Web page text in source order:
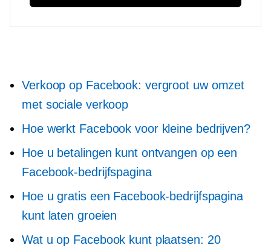
Verkoop op Facebook: vergroot uw omzet
met sociale verkoop
Hoe werkt Facebook voor kleine bedrijven?
Hoe u betalingen kunt ontvangen op een
Facebook-bedrijfspagina
Hoe u gratis een Facebook-bedrijfspagina
kunt laten groeien
Wat u op Facebook kunt plaatsen: 20